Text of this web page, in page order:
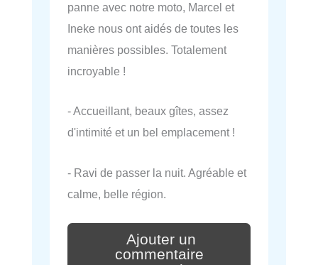
panne avec notre moto, Marcel et
Ineke nous ont aidés de toutes les
manières possibles. Totalement
incroyable !
- Accueillant, beaux gîtes, assez
d'intimité et un bel emplacement !
- Ravi de passer la nuit. Agréable et
calme, belle région.
Ajouter un
commentaire